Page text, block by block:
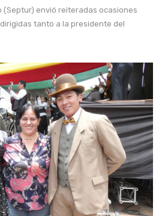
(Septur) envió reiteradas ocasiones
tanto a la presidente del